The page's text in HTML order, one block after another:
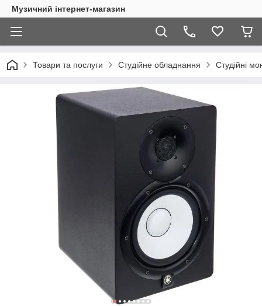
Музичний інтернет-магазин
Товари та послуги Студійне обладнання Студійні